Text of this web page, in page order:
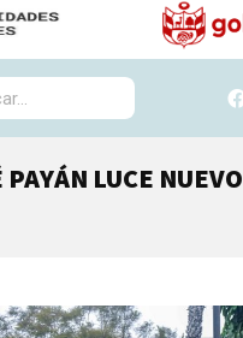
LUCE NUEVO